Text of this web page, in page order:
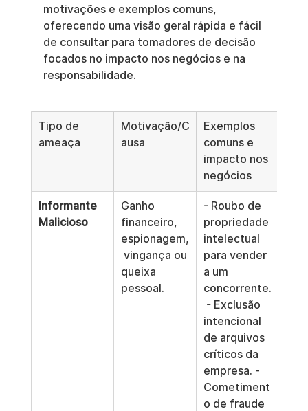
motivações e exemplos comuns,
oferecendo uma visão geral rápida e fácil
de consultar para tomadores de decisão
focados no impacto nos negócios e na
responsabilidade.
Tipo de
ameaça
Motivação/C
ausa
Exemplos
comuns e
impacto nos
negócios
Informante
Malicioso
Ganho
financeiro,
espionagem,
vingança ou
queixa
pessoal.
- Roubo de
propriedade
intelectual
para vender
a um
concorrente.
- Exclusão
intencional
de arquivos
críticos da
empresa. -
Cometiment
o de fraude